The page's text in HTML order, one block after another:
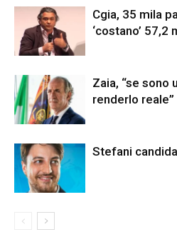
Cgia, 35 mila
‘costano’ 57,2
Zaia, “se sono
renderlo reale”
Stefani